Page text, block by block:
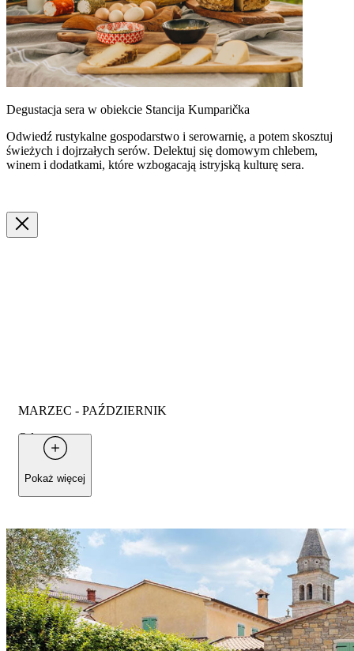
Degustacja sera w obiekcie Stancija Kumparička
Odwiedź rustykalne gospodarstwo i serowarnię, a potem skosztuj
świeżych i dojrzałych serów. Delektuj się domowym chlebem,
winem i dodatkami, które wzbogacają istryjską kulturę sera.
MARZEC - PAŹDZIERNIK
Od
za osobę
Pokaż więcej